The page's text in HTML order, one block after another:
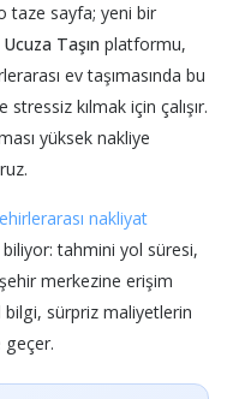
taze sayfa; yeni bir
Ucuza Taşın platformu,
ev taşımasında bu
kılmak için çalışır.
yüksek nakliye
nakliyat
biliyor: tahmini yol süresi,
merkezine erişim
sürpriz maliyetlerin
geçer.